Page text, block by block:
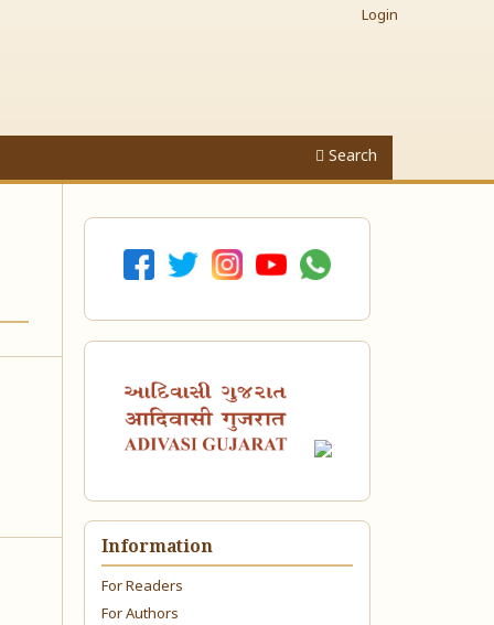
Search
Login
Information
For Readers
For Authors